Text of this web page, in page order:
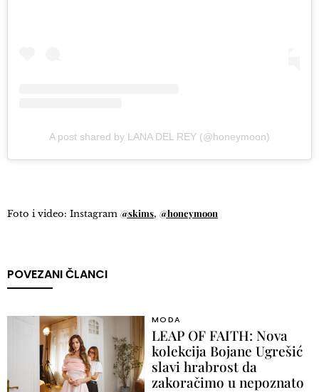
A post shared by LANA DEL REY (@honeymoon)
Foto i video: Instagram @skims, @honeymoon
POVEZANI ČLANCI
MODA
LEAP OF FAITH: Nova
kolekcija Bojane Ugrešić
slavi hrabrost da
zakoračimo u nepoznato